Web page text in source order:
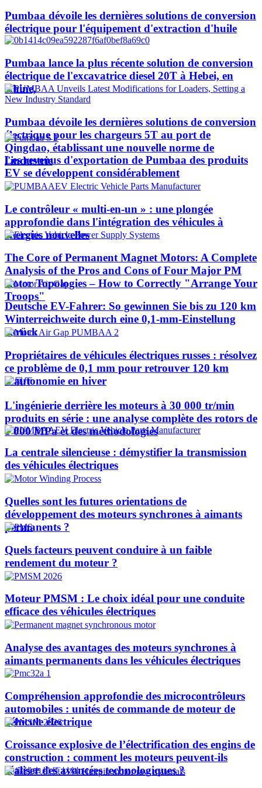
Pumbaa dévoile les dernières solutions de conversion
électrique pour l'équipement d'extraction d'huile
Pumbaa lance la plus récente solution de conversion
électrique de l'excavatrice diesel 20T à Hebei, en
Chine,
Pumbaa dévoile les dernières solutions de conversion
électrique pour les chargeurs 5T au port de
Qingdao, établissant une nouvelle norme de
l'industrie
Les revenus d'exportation de Pumbaa des produits
EV se développent considérablement
Le contrôleur « multi-en-un » : une plongée
approfondie dans l'intégration des véhicules à
énergies nouvelles
The Core of Permanent Magnet Motors: A Complete
Analysis of the Pros and Cons of Four Major PM
Rotor Topologies – How to Correctly "Arrange Your
Troops"
Deutsche EV-Fahrer: So gewinnen Sie bis zu 120 km
Winterreichweite durch eine 0,1-mm-Einstellung
zurück
Propriétaires de véhicules électriques russes : résolvez
ce problème de 0,1 mm pour retrouver 120 km
d'autonomie en hiver
L'ingénierie derrière les moteurs à 30 000 tr/min
produits en série : une analyse complète des rotors de
1 000 MPa et des méthodologies
La centrale silencieuse : démystifier la transmission
des véhicules électriques
Quelles sont les futures orientations de
développement des moteurs synchrones à aimants
permanents ?
Quels facteurs peuvent conduire à un faible
rendement du moteur ?
Moteur PMSM : Le choix idéal pour une conduite
efficace des véhicules électriques
Analyse des avantages des moteurs synchrones à
aimants permanents dans les véhicules électriques
Compréhension approfondie des microcontrôleurs
automobiles : unités de commande de moteur de
véhicule électrique
Croissance explosive de l’électrification des engins de
construction : comment les moteurs peuvent-ils
réaliser des avancées technologiques ?​